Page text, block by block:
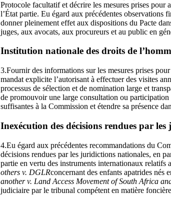
Protocole facultatif et décrire les mesures prises pour
l’État partie. Eu égard aux précédentes observations
donner pleinement effet aux dispositions du Pacte
juges, aux avocats, aux procureurs et au public en
Institution nationale des droits de
3.Fournir des informations sur les mesures prises
mandat explicite l’autorisant à effectuer des visites
processus de sélection et de nomination large et
de promouvoir une large consultation ou participation
suffisantes à la Commission et étendre sa présence
Inexécution des décisions rendues par
4.Eu égard aux précédentes recommandations du
décisions rendues par les juridictions nationales, en
partie en vertu des instruments internationaux relatifs
others v. DGLRconcernant des enfants apatrides nés
another v. Land Access Movement of South Africa
judiciaire par le tribunal compétent en matière